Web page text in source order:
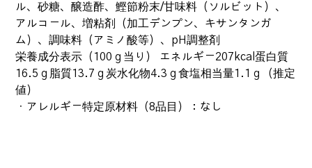
ル、砂糖、醸造酢、鰹節粉末/甘味料（ソルビット）、
アルコール、増粘剤（加工デンプン、キサンタンガ
ム）、調味料（アミノ酸等）、pH調整剤
栄養成分表示（100ｇ当り） エネルギー207kcal蛋白質
16.5ｇ脂質13.7ｇ炭水化物4.3ｇ食塩相当量1.1ｇ（推定
値）
・アレルギー特定原材料（8品目）：なし